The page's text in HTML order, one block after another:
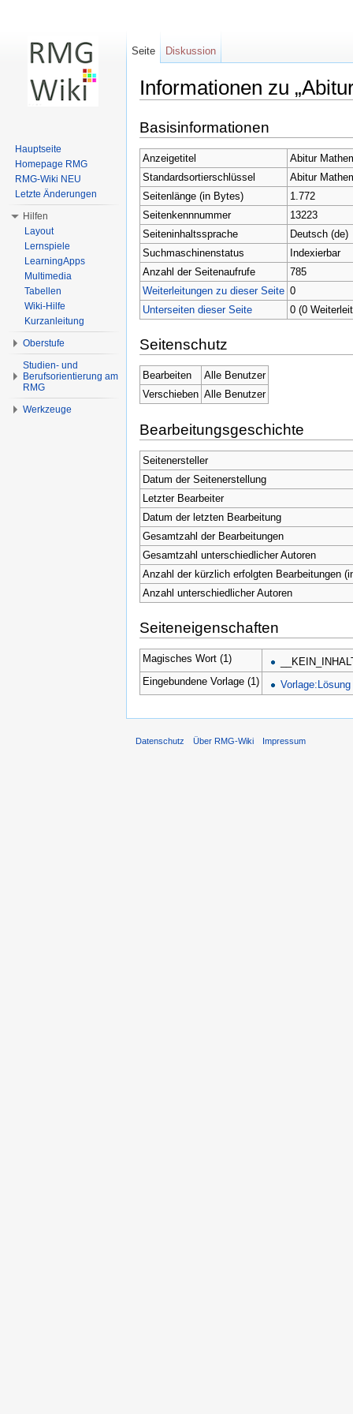
Informationen zu
Basisinformationen
Anzeigetitel
Abitur
Standardsortierschlüssel
Abitur
Seitenlänge (in Bytes)
1.772
Seitenkennnummer
13223
Seiteninhaltssprache
Deutsch (de)
Suchmaschinenstatus
Indexierbar
Anzahl der Seitenaufrufe
785
Weiterleitungen zu dieser Seite 0
Unterseiten dieser Seite
0 (0
Seitenschutz
Bearbeiten
Alle Benutzer
Verschieben Alle Benutzer
Bearbeitungsgeschichte
Seitenersteller
Datum der Seitenerstellung
Letzter Bearbeiter
Datum der letzten Bearbeitung
Gesamtzahl der Bearbeitungen
Gesamtzahl unterschiedlicher Autoren
Anzahl der kürzlich erfolgten Bearbeitungen
Anzahl unterschiedlicher Autoren
Seiteneigenschaften
Magisches Wort (1)
Eingebundene Vorlage (1)
Seite Diskussion
Hauptseite
Homepage RMG
RMG-Wiki NEU
Letzte Änderungen
Hilfen
Layout
Lernspiele
LearningApps
Multimedia
Tabellen
Wiki-Hilfe
Kurzanleitung
Oberstufe
Studien- und
Berufsorientierung am
RMG
Werkzeuge
Datenschutz Über RMG-Wiki Impressum